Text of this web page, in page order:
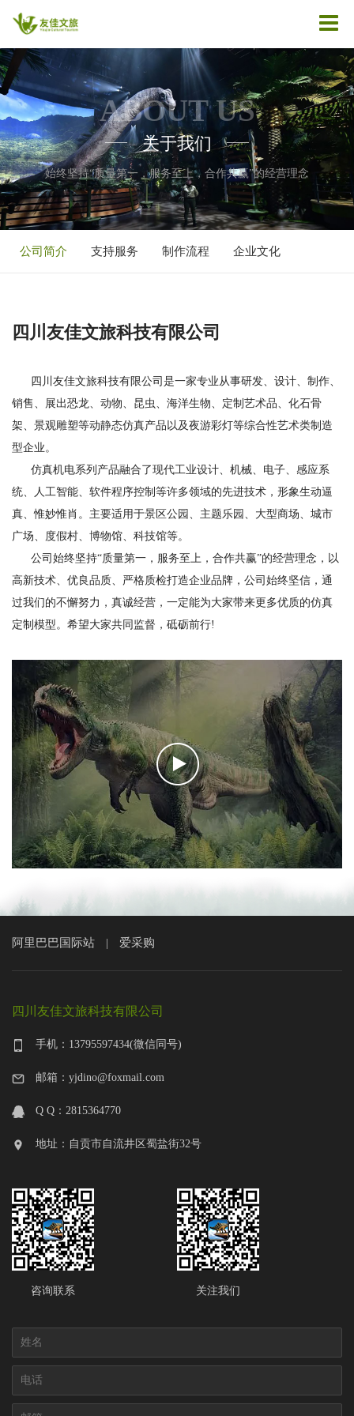
ABOUT US
—— 关于我们 ——
始终坚持“质量第一，服务至上，合作共赢”的经营理念
公司简介 支持服务 制作流程 企业文化
四川友佳文旅科技有限公司
四川友佳文旅科技有限公司是一家专业从事研发、设计、制作、
销售、展出恐龙、动物、昆虫、海洋生物、定制艺术品、化石骨
架、景观雕塑等动静态仿真产品以及夜游彩灯等综合性艺术类制造
型企业。
仿真机电系列产品融合了现代工业设计、机械、电子、感应系
统、人工智能、软件程序控制等许多领域的先进技术，形象生动逼
真、惟妙惟肖。主要适用于景区公园、主题乐园、大型商场、城市
广场、度假村、博物馆、科技馆等。
公司始终坚持“质量第一，服务至上，合作共赢”的经营理念，以
高新技术、优良品质、严格质检打造企业品牌，公司始终坚信，通
过我们的不懈努力，真诚经营，一定能为大家带来更多优质的仿真
定制模型。希望大家共同监督，砥砺前行!
阿里巴巴国际站 爱采购
四川友佳文旅科技有限公司
手机：13795597434(微信同号)
邮箱：yjdino@foxmail.com
Q Q：2815364770
地址：自贡市自流井区蜀盐街32号
咨询联系 关注我们